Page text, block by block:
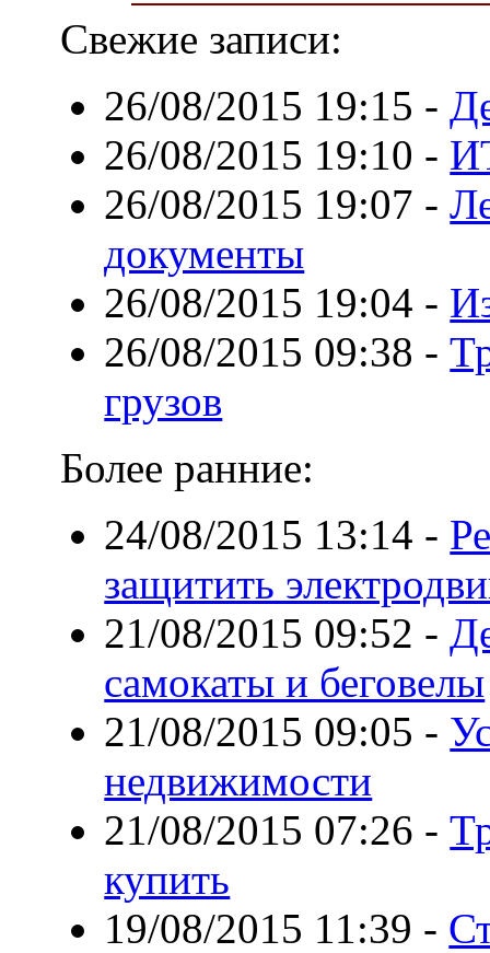
Свежие записи:
26/08/2015 19:15 -
26/08/2015 19:10 -
26/08/2015 19:07 -
документы
26/08/2015 19:04 -
26/08/2015 09:38 -
грузов
Более ранние:
24/08/2015 13:14 -
защитить
21/08/2015 09:52 -
самокаты и беговелы
21/08/2015 09:05 -
недвижимости
21/08/2015 07:26 -
купить
19/08/2015 11:39 -